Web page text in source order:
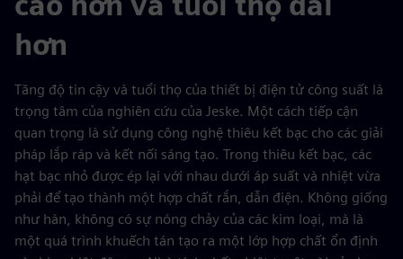
hơn
Tăng độ tin cậy và tuổi thọ của thiết bị điện tử công suất là
trọng tâm của nghiên cứu của Jeske. Một cách tiếp cận
quan trọng là sử dụng công nghệ thiêu kết bạc cho các giải
pháp lắp ráp và kết nối sáng tạo. Trong thiêu kết bạc, các
hạt bạc nhỏ được ép lại với nhau dưới áp suất và nhiệt vừa
phải để tạo thành một hợp chất rắn, dẫn điện. Không giống
như hàn, không có sự nóng chảy của các kim loại, mà là
một quá trình khuếch tán tạo ra một lớp hợp chất ổn định